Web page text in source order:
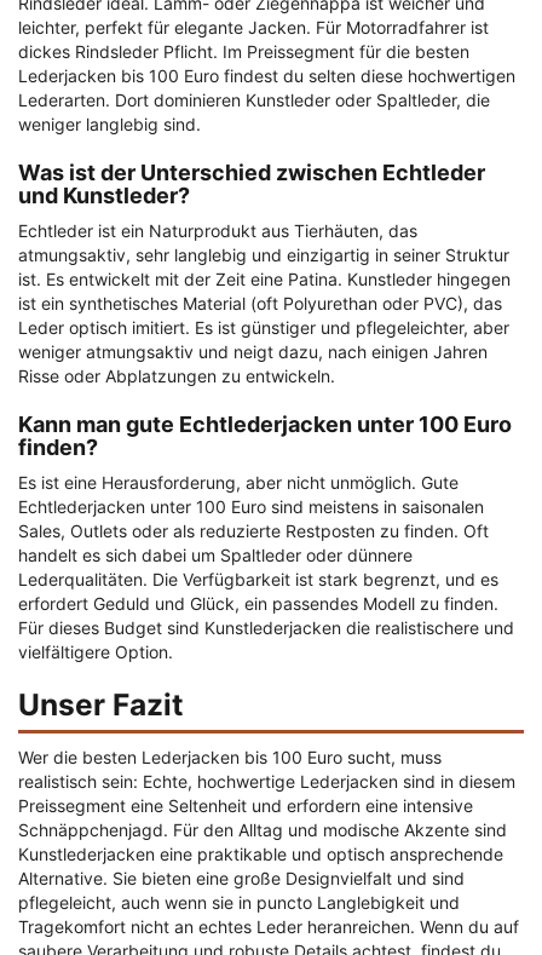
leichter, perfekt für elegante Jacken. Für Motorradfahrer ist
dickes Rindsleder Pflicht. Im Preissegment für die besten
Lederjacken bis 100 Euro findest du selten diese hochwertigen
Lederarten. Dort dominieren Kunstleder oder Spaltleder, die
weniger langlebig sind.
Was ist der Unterschied zwischen Echtleder
und Kunstleder?
Echtleder ist ein Naturprodukt aus Tierhäuten, das
atmungsaktiv, sehr langlebig und einzigartig in seiner Struktur
ist. Es entwickelt mit der Zeit eine Patina. Kunstleder hingegen
ist ein synthetisches Material (oft Polyurethan oder PVC), das
Leder optisch imitiert. Es ist günstiger und pflegeleichter, aber
weniger atmungsaktiv und neigt dazu, nach einigen Jahren
Risse oder Abplatzungen zu entwickeln.
Kann man gute Echtlederjacken unter 100 Euro
finden?
Es ist eine Herausforderung, aber nicht unmöglich. Gute
Echtlederjacken unter 100 Euro sind meistens in saisonalen
Sales, Outlets oder als reduzierte Restposten zu finden. Oft
handelt es sich dabei um Spaltleder oder dünnere
Lederqualitäten. Die Verfügbarkeit ist stark begrenzt, und es
erfordert Geduld und Glück, ein passendes Modell zu finden.
Für dieses Budget sind Kunstlederjacken die realistischere und
vielfältigere Option.
Unser Fazit
Wer die besten Lederjacken bis 100 Euro sucht, muss
realistisch sein: Echte, hochwertige Lederjacken sind in diesem
Preissegment eine Seltenheit und erfordern eine intensive
Schnäppchenjagd. Für den Alltag und modische Akzente sind
Kunstlederjacken eine praktikable und optisch ansprechende
Alternative. Sie bieten eine große Designvielfalt und sind
pflegeleicht, auch wenn sie in puncto Langlebigkeit und
Tragekomfort nicht an echtes Leder heranreichen. Wenn du auf